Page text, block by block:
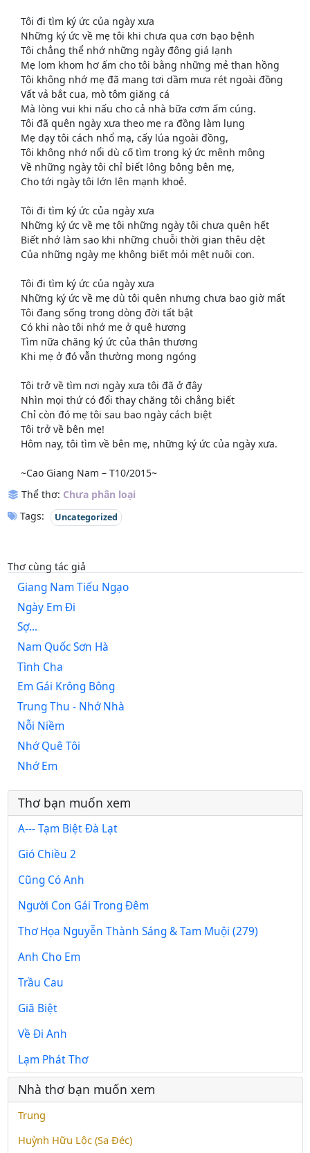
Tôi đi tìm ký ức của ngày xưa
Những ký ức về mẹ tôi khi chưa qua cơn bạo bệnh
Tôi chẳng thể nhớ những ngày đông giá lạnh
Mẹ lom khom hơ ấm cho tôi bằng những mẻ than hồng
Tôi không nhớ mẹ đã mang tơi dầm mưa rét ngoài đồng
Vất vả bắt cua, mò tôm giăng cá
Mà lòng vui khi nấu cho cả nhà bữa cơm ấm cúng.
Tôi đã quên ngày xưa theo mẹ ra đồng làm lụng
Mẹ dạy tôi cách nhổ mạ, cấy lúa ngoài đồng,
Tôi không nhớ nổi dù cố tìm trong ký ức mênh mông
Về những ngày tôi chỉ biết lông bông bên mẹ,
Cho tới ngày tôi lớn lên mạnh khoẻ.
Tôi đi tìm ký ức của ngày xưa
Những ký ức về mẹ tôi những ngày tôi chưa quên hết
Biết nhớ làm sao khi những chuỗi thời gian thêu dệt
Của những ngày mẹ không biết mỏi mệt nuôi con.
Tôi đi tìm ký ức của ngày xưa
Những ký ức về mẹ dù tôi quên nhưng chưa bao giờ mất
Tôi đang sống trong dòng đời tất bật
Có khi nào tôi nhớ mẹ ở quê hương
Tìm nữa chăng ký ức của thân thương
Khi mẹ ở đó vẫn thường mong ngóng
Tôi trở về tìm nơi ngày xưa tôi đã ở đây
Nhìn mọi thứ có đổi thay chăng tôi chẳng biết
Chỉ còn đó mẹ tôi sau bao ngày cách biệt
Tôi trở về bên mẹ!
Hôm nay, tôi tìm về bên mẹ, những ký ức của ngày xưa.
~Cao Giang Nam – T10/2015~
Thể thơ: Chưa phân loại
Tags:
Uncategorized
Thơ cùng tác giả
Giang Nam Tiếu Ngạo
Ngày Em Đi
Sợ...
Nam Quốc Sơn Hà
Tình Cha
Em Gái Krông Bông
Trung Thu - Nhớ Nhà
Nỗi Niềm
Nhớ Quê Tôi
Nhớ Em
Thơ bạn muốn xem
A--- Tạm Biệt Đà Lạt
Gió Chiều 2
Cũng Có Anh
Người Con Gái Trong Đêm
Thơ Họa Nguyễn Thành Sáng & Tam Muội (279)
Anh Cho Em
Trầu Cau
Giã Biệt
Về Đi Anh
Lạm Phát Thơ
Nhà thơ bạn muốn xem
Trung
Huỳnh Hữu Lộc (Sa Đéc)